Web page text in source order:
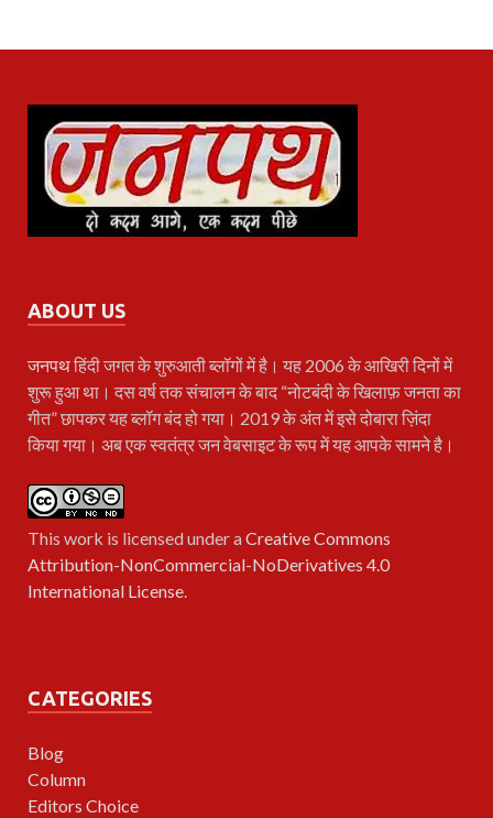
ABOUT US
जनपथहिंदी जगत के शुरुआती ब्लॉगों में है। यह 2006 के आखिरी दिनों में
शुरू हुआ था। दस वर्ष तक संचालन के बाद “नोटबंदी के खिलाफ़ जनता का
गीत” छापकर यह ब्लॉग बंद हो गया। 2019 के अंत में इसे दोबारा ज़िंदा
किया गया। अब एक स्वतंत्र जन वेबसाइट के रूप में यह आपके सामने है।
This work is licensed under aCreative Commons
Attribution-NonCommercial-NoDerivatives 4.0
International License
CATEGORIES
Blog
Column
Editors Choice